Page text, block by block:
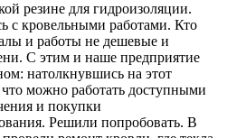
резине для гидроизоляции.
с кровельными работами. Кто
и работы не дешевые и
С этим и наше предприятие
натолкнувшись на этот
можно работать доступными
и покупки
Решили попробовать. В